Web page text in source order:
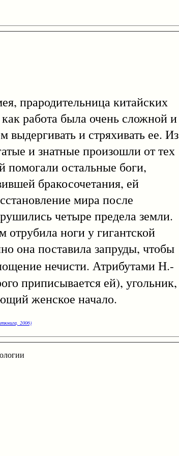
прародительница китайских
работа была очень сложной и
выдергивать и стряхивать ее. Из
и знатные произошли от тех
остальные боги,
бракосочетания, ей
мира после
четыре предела земли.
отрубила ноги у гигантской
она поставила запруды, чтобы
нечисти. Атрибутами Н.-
приписывается ей), угольник,
женское начало.
2006)